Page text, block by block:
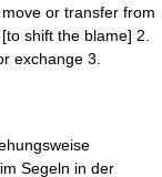
or transfer from
shift the blame] 2.
exchange 3.
Segeln in der